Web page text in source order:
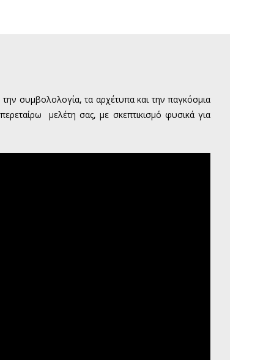
συμβολολογία, τα αρχέτυπα και την παγκόσμια
μελέτη σας, με σκεπτικισμό φυσικά για